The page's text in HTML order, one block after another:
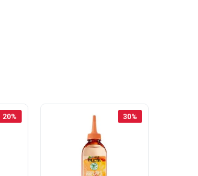
20% 30%